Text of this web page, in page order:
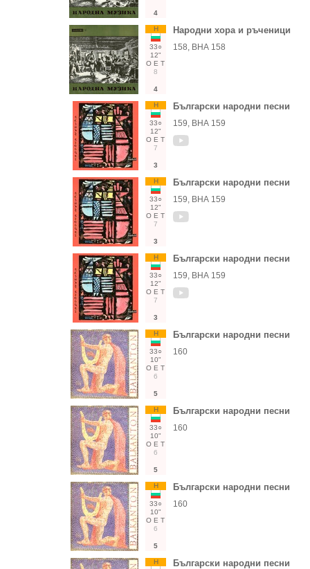
4
Н
33○
12"
О Е Т
8
4
Народни хора и ръченици
158, ВНА 158
Н
33○
12"
О Е Т
7
3
Български народни песни
159, ВНА 159
Н
33○
12"
О Е Т
7
3
Български народни песни
159, ВНА 159
Н
33○
12"
О Е Т
7
3
Български народни песни
159, ВНА 159
Н
33○
10"
О Е Т
6
5
Български народни песни
160
Н
33○
10"
О Е Т
6
5
Български народни песни
160
Н
33○
10"
О Е Т
6
5
Български народни песни
160
Н Български народни песни